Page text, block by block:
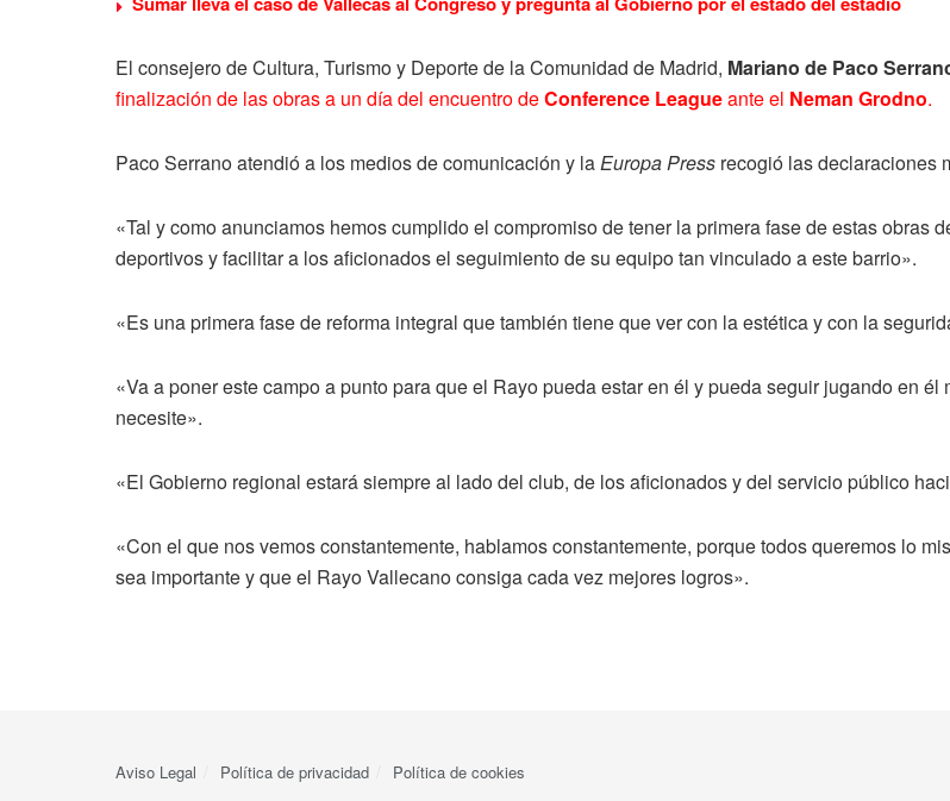
El consejero de Cultura, Turismo y Deporte de la Comunidad de Madrid, Mariano de Paco
finalización de las obras a un día del encuentro deConference Leagueante el Neman Grodno.
Paco Serrano atendió a los medios de comunicación y laEuropa Press recogió las declaraciones
«Tal y como anunciamos hemos cumplido el compromiso de tener la primera fase de estas obras
deportivos y facilitar a los aficionados el seguimiento de su equipo tan vinculado a este barrio».
«Es una primera fase de reforma integral que también tiene que ver con la estética y con la
«Va a poner este campo a punto para que el Rayo pueda estar en él y pueda seguir jugando en
necesite».
«El Gobierno regional estará siempre al lado del club, de los aficionados y del servicio público
«Con el que nos vemos constantemente, hablamos constantemente, porque todos queremos lo
sea importante y que el Rayo Vallecano consiga cada vez mejores logros».
Aviso Legal Política de privacidad Política de cookies